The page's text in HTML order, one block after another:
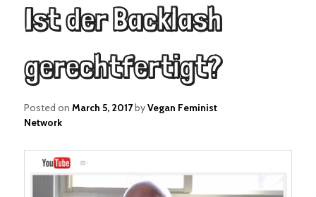
Ist der Backlash
gerechtfertigt?
Posted onMarch 5, 2017byVegan Feminist
Network